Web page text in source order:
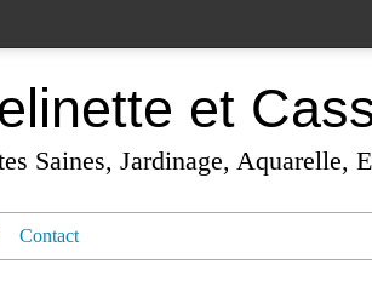
et
Saines, Jardinage, Aquarelle,
Contact